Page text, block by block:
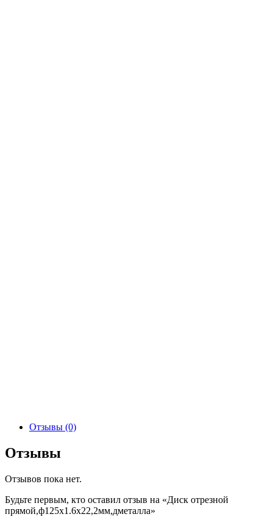
Отзывы (0)
Отзывы
Отзывов пока нет.
Будьте первым, кто оставил отзыв на «Диск отрезной
прямой,ф125х1.6х22,2мм,дметалла»